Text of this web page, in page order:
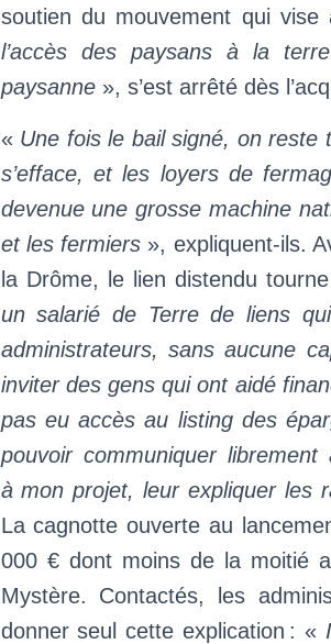
soutien du mouvement qui vise
l’accès des paysans à la
paysanne», s’est arrêté dès
« Une fois le bail signé, on reste
s’efface, et les loyers de
devenue une grosse machine
et les fermiers », expliquent-ils.
la Drôme, le lien distendu
un salarié de Terre de liens
administrateurs, sans aucune
inviter des gens qui ont aidé
pas eu accès au listing des
pouvoir communiquer
à mon projet, leur expliquer les
La cagnotte ouverte au
000 € dont moins de la moitié
Mystère. Contactés, les
donner seul cette explication : «